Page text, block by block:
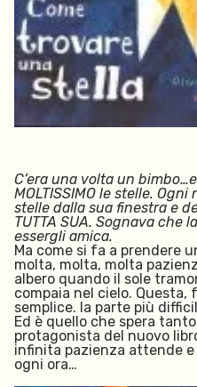
C’era una volta un
MOLTISSIMO le stelle.
stelle dalla sua finestra e
TUTTA SUA. Sognava che
essergli amica.
Ma come si fa a prendere
molta, molta, molta
albero quando il sole
compaia nel cielo. Questa,
semplice. la parte più
Ed è quello che spera
protagonista del nuovo
infinita pazienza attende
ogni ora…